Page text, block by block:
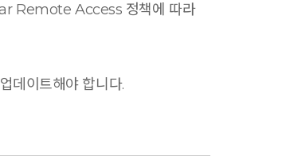
Remote Access 정책에 따라
데이트해야 합니다.